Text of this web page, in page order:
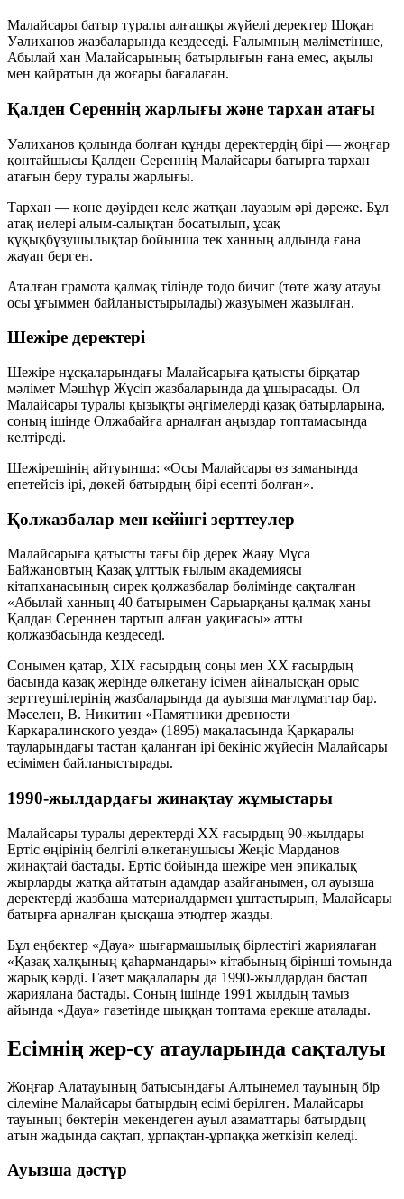
Малайсары батыр туралы алғашқы жүйелі деректер Шоқан
Уәлиханов жазбаларында кездеседі. Ғалымның мәліметінше,
Абылай хан Малайсарының батырлығын ғана емес, ақылы
мен қайратын да жоғары бағалаған.
Қалден Сереннің жарлығы және тархан атағы
Уәлиханов қолында болған құнды деректердің бірі — жоңғар
қонтайшысы Қалден Сереннің Малайсары батырға тархан
атағын беру туралы жарлығы.
Тархан — көне дәуірден келе жатқан лауазым әрі дәреже. Бұл
атақ иелері алым-салықтан босатылып, ұсақ
құқықбұзушылықтар бойынша тек ханның алдында ғана
жауап берген.
Аталған грамота қалмақ тілінде тодо бичиг (төте жазу атауы
осы ұғыммен байланыстырылады) жазуымен жазылған.
Шежіре деректері
Шежіре нұсқаларындағы Малайсарыға қатысты бірқатар
мәлімет Мәшһүр Жүсіп жазбаларында да ұшырасады. Ол
Малайсары туралы қызықты әңгімелерді қазақ батырларына,
соның ішінде Олжабайға арналған аңыздар топтамасында
келтіреді.
Шежірешінің айтуынша: «Осы Малайсары өз заманында
епетейсіз ірі, дөкей батырдың бірі есепті болған».
Қолжазбалар мен кейінгі зерттеулер
Малайсарыға қатысты тағы бір дерек Жаяу Мұса
Байжановтың Қазақ ұлттық ғылым академиясы
кітапханасының сирек қолжазбалар бөлімінде сақталған
«Абылай ханның 40 батырымен Сарыарқаны қалмақ ханы
Қалдан Сереннен тартып алған уақиғасы» атты
қолжазбасында кездеседі.
Сонымен қатар, ХІХ ғасырдың соңы мен ХХ ғасырдың
басында қазақ жерінде өлкетану ісімен айналысқан орыс
зерттеушілерінің жазбаларында да ауызша мағлұматтар бар.
Мәселен, В. Никитин «Памятники древности
Каркаралинского уезда» (1895) мақаласында Қарқаралы
тауларындағы тастан қаланған ірі бекініс жүйесін Малайсары
есімімен байланыстырады.
1990-жылдардағы жинақтау жұмыстары
Малайсары туралы деректерді ХХ ғасырдың 90-жылдары
Ертіс өңірінің белгілі өлкетанушысы Жеңіс Марданов
жинақтай бастады. Ертіс бойында шежіре мен эпикалық
жырларды жатқа айтатын адамдар азайғанымен, ол ауызша
деректерді жазбаша материалдармен ұштастырып, Малайсары
батырға арналған қысқаша этюдтер жазды.
Бұл еңбектер «Дауа» шығармашылық бірлестігі жариялаған
«Қазақ халқының қаһармандары» кітабының бірінші томында
жарық көрді. Газет мақалалары да 1990-жылдардан бастап
жариялана бастады. Соның ішінде 1991 жылдың тамыз
айында «Дауа» газетінде шыққан топтама ерекше аталады.
Есімнің жер-су атауларында сақталуы
Жоңғар Алатауының батысындағы Алтынемел тауының бір
сілеміне Малайсары батырдың есімі берілген. Малайсары
тауының бөктерін мекендеген ауыл азаматтары батырдың
атын жадында сақтап, ұрпақтан-ұрпаққа жеткізіп келеді.
Ауызша дәстүр